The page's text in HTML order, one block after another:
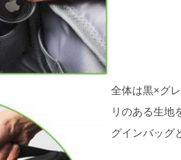
全体は黒×グ
リのある生地
グインバッグ